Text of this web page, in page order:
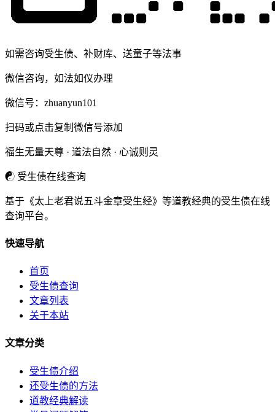
如需咨询受生债、补财库、送童子等法事
微信咨询，如法如仪办理
微信号： zhuanyun101
扫码或点击复制微信号添加
福生无量天尊 · 道法自然 · 心诚则灵
☯ 受生债在线查询
基于《太上老君说五斗金章受生经》等道教经典的受生债在线
查询平台。
快速导航
首页
受生债查询
文章列表
关于本站
文章分类
受生债介绍
还受生债的方法
道教经典解读